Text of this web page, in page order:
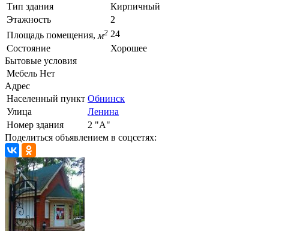
Тип здания
Кирпичный
Этажность
2
Площадь помещения, м2 24
Состояние
Хорошее
Бытовые условия
Мебель Нет
Адрес
Населенный пункт Обнинск
Улица
Ленина
Номер здания
2 "А"
Поделиться объявлением в соцсетях: